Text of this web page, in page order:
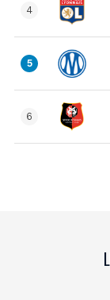
4
5
6